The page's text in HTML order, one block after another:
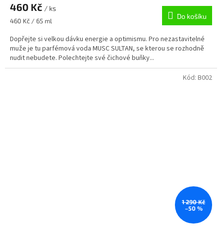
460 Kč / ks
Měrná
460 Kč / 65 ml
Do košíku
Dopřejte si velkou dávku energie a optimismu. Pro nezastavitelné
muže je tu parfémová voda MUSC SULTAN, se kterou se rozhodně
nudit nebudete. Polechtejte své čichové buňky...
1 290 Kč
–50 %
Kód: B002